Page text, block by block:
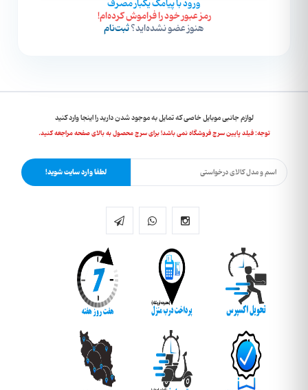
ورود با پیامک یکبار مصرف
رمز عبور خود را فراموش کرده‌ام!
هنوز عضو نشده‌اید؟ثبت‌نام
لوازم جانبی موبایل خاصی که تمایل به موجود شدن دارید را اینجا وارد کنید
توجه: فیلد پایین سرچ فروشگاه نمی باشد! برای سرچ محصول به بالای صفحه مراجعه کنید.
لطفا وارد سایت شوید!